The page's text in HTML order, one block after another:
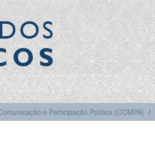
e Participação Política (COMPA)